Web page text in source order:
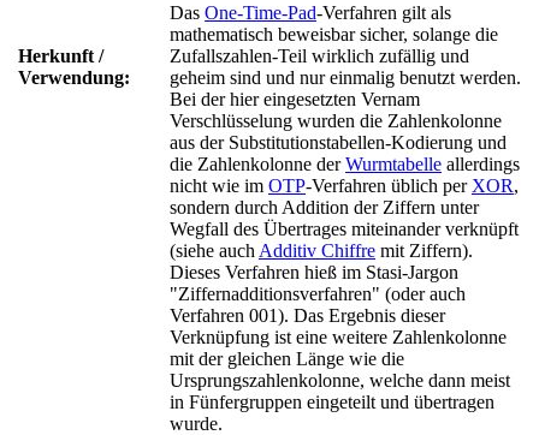
Herkunft /
Verwendung:
Das One-Time-Pad-Verfahren gilt als
mathematisch beweisbar sicher, solange die
Zufallszahlen-Teil wirklich zufällig und
geheim sind und nur einmalig benutzt werden.
Bei der hier eingesetzten Vernam
Verschlüsselung wurden die Zahlenkolonne
aus der Substitutionstabellen-Kodierung und
die Zahlenkolonne derWurmtabelle allerdings
nicht wie im OTP-Verfahren üblich per XOR,
sondern durch Addition der Ziffern unter
Wegfall des Übertrages miteinander verknüpft
(siehe auch Additiv Chiffre mit Ziffern).
Dieses Verfahren hieß im Stasi-Jargon
"Ziffernadditionsverfahren" (oder auch
Verfahren 001). Das Ergebnis dieser
Verknüpfung ist eine weitere Zahlenkolonne
mit der gleichen Länge wie die
Ursprungszahlenkolonne, welche dann meist
in Fünfergruppen eingeteilt und übertragen
wurde.